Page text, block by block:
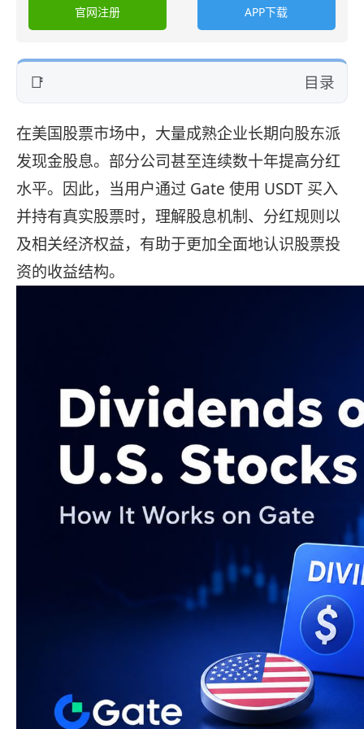
官网注册 APP下载
目录
在美国股票市场中，大量成熟企业长期向股东派
发现金股息。部分公司甚至连续数十年提高分红
水平。因此，当用户通过 Gate 使用 USDT 买入
并持有真实股票时，理解股息机制、分红规则以
及相关经济权益，有助于更加全面地认识股票投
资的收益结构。